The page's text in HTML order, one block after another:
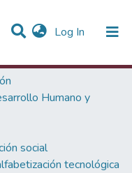
Log In (current)
Humano y
social
tecnológica